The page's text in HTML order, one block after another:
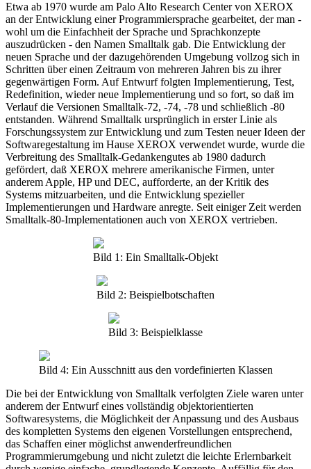
Etwa ab 1970 wurde am Palo Alto Research Center von XEROX
an der Entwicklung einer Programmiersprache gearbeitet, der man -
wohl um die Einfachheit der Sprache und Sprachkonzepte
auszudrücken - den Namen Smalltalk gab. Die Entwicklung der
neuen Sprache und der dazugehörenden Umgebung vollzog sich in
Schritten über einen Zeitraum von mehreren Jahren bis zu ihrer
gegenwärtigen Form. Auf Entwurf folgten Implementierung, Test,
Redefinition, wieder neue Implementierung und so fort, so daß im
Verlauf die Versionen Smalltalk-72, -74, -78 und schließlich -80
entstanden. Während Smalltalk ursprünglich in erster Linie als
Forschungssystem zur Entwicklung und zum Testen neuer Ideen der
Softwaregestaltung im Hause XEROX verwendet wurde, wurde die
Verbreitung des Smalltalk-Gedankengutes ab 1980 dadurch
gefördert, daß XEROX mehrere amerikanische Firmen, unter
anderem Apple, HP und DEC, aufforderte, an der Kritik des
Systems mitzuarbeiten, und die Entwicklung spezieller
Implementierungen und Hardware anregte. Seit einiger Zeit werden
Smalltalk-80-Implementationen auch von XEROX vertrieben.
Bild 1: Ein Smalltalk-Objekt
Bild 2: Beispielbotschaften
Bild 3: Beispielklasse
Bild 4: Ein Ausschnitt aus den vordefinierten Klassen
Die bei der Entwicklung von Smalltalk verfolgten Ziele waren unter
anderem der Entwurf eines vollständig objektorientierten
Softwaresystems, die Möglichkeit der Anpassung und des Ausbaus
des kompletten Systems den eigenen Vorstellungen entsprechend,
das Schaffen einer möglichst anwenderfreundlichen
Programmierumgebung und nicht zuletzt die leichte Erlernbarkeit